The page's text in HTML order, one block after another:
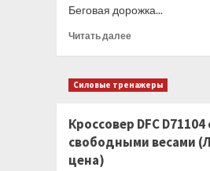
Беговая дорожка...
Читать далееПрочитать
Беговая
дорожка
ALS
1320
Силовые тренажеры
Кроссовер DFC D71104
свободными весами
цена)